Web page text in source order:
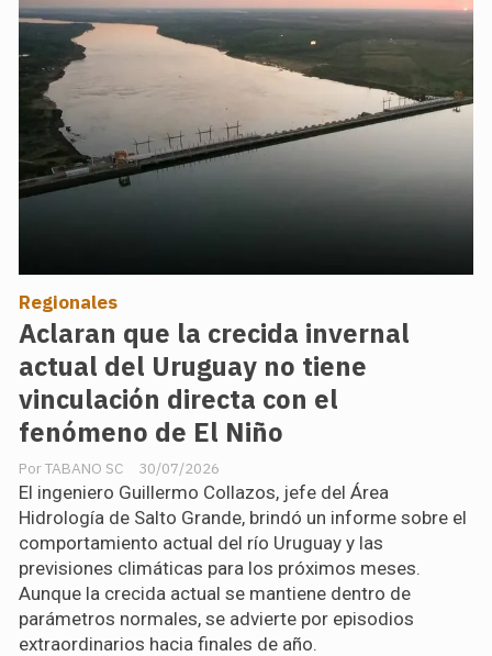
Aclaran que la crecida invernal
actual del Uruguay no tiene
vinculación directa con el
fenómeno de El Niño
TABANO SC
Regionales
30/07/2026
El ingeniero Guillermo Collazos, jefe del Área
Hidrología de Salto Grande, brindó un informe sobre el
comportamiento actual del río Uruguay y las
previsiones climáticas para los próximos meses.
Aunque la crecida actual se mantiene dentro de
parámetros normales, se advierte por episodios
extraordinarios hacia finales de año.